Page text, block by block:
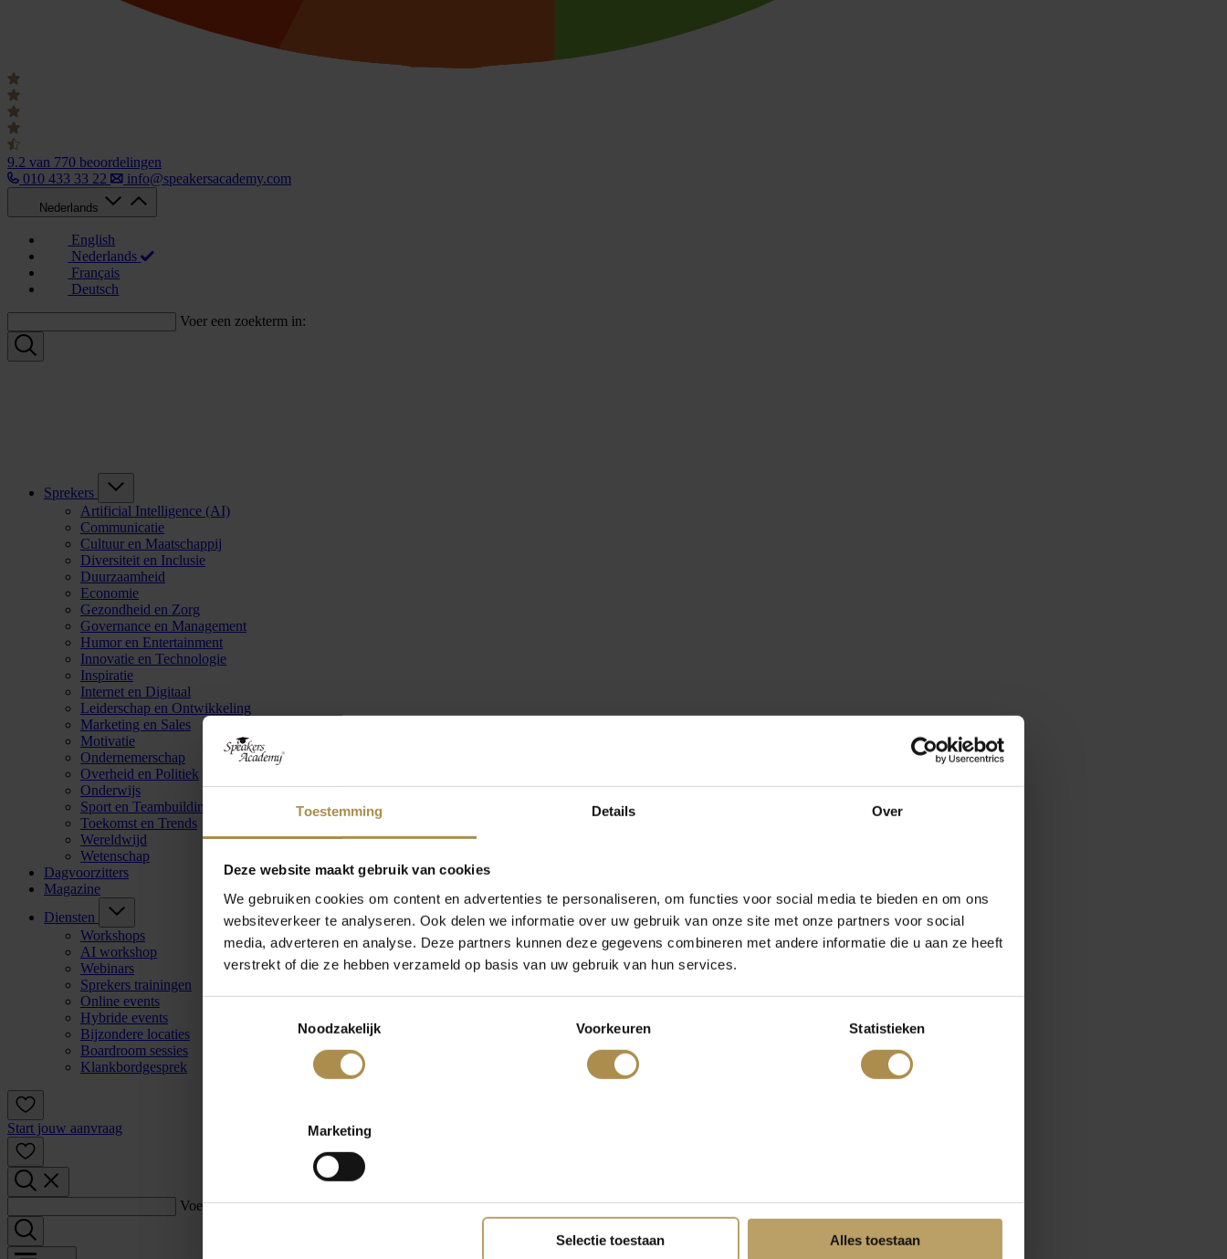
Toestemming Details Over
Deze website maakt gebruik van cookies
We gebruiken cookies om content en advertenties te personaliseren, om functies voor social media te bieden en om ons
websiteverkeer te analyseren. Ook delen we informatie over uw gebruik van onze site met onze partners voor social
media, adverteren en analyse. Deze partners kunnen deze gegevens combineren met andere informatie die u aan ze heeft
verstrekt of die ze hebben verzameld op basis van uw gebruik van hun services.
Noodzakelijk
Voorkeuren Statistieken
Marketing
Selectie toestaan Alles toestaan
9.2 van 770 beoordelingen
010 433 33 22
info@speakersacademy.com
Nederlands
English
Nederlands
Français
Deutsch
Voer een zoekterm in:
Sprekers
Artificial Intelligence (AI)
Communicatie
Cultuur en Maatschappij
Diversiteit en Inclusie
Duurzaamheid
Economie
Gezondheid en Zorg
Governance en Management
Humor en Entertainment
Innovatie en Technologie
Inspiratie
Internet en Digitaal
Leiderschap en Ontwikkeling
Marketing en Sales
Motivatie
Ondernemerschap
Overheid en Politiek
Onderwijs
Sport en Teambuilding
Toekomst en Trends
Wereldwijd
Wetenschap
Dagvoorzitters
Magazine
Diensten
Workshops
AI workshop
Webinars
Sprekers trainingen
Online events
Hybride events
Bijzondere locaties
Boardroom sessies
Klankbordgesprek
Start jouw aanvraag
Voer een zoekterm in: